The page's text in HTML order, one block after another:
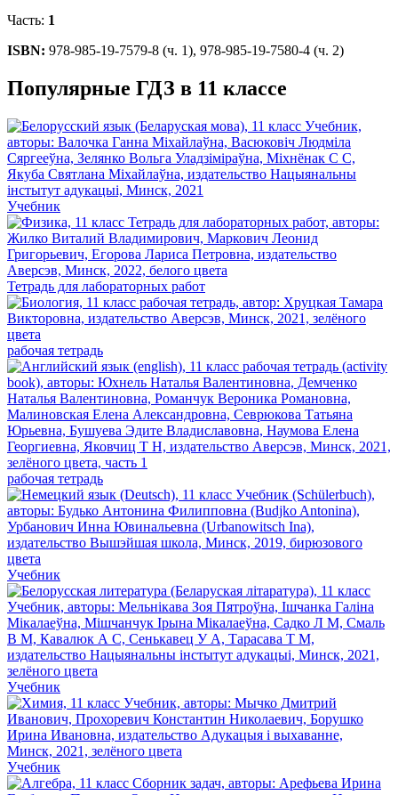
Часть: 1
ISBN: 978-985-19-7579-8 (ч. 1), 978-985-19-7580-4 (ч. 2)
Популярные ГДЗ в 11 классе
Учебник
Тетрадь для лабораторных работ
рабочая тетрадь
рабочая тетрадь
Учебник
Учебник
Учебник